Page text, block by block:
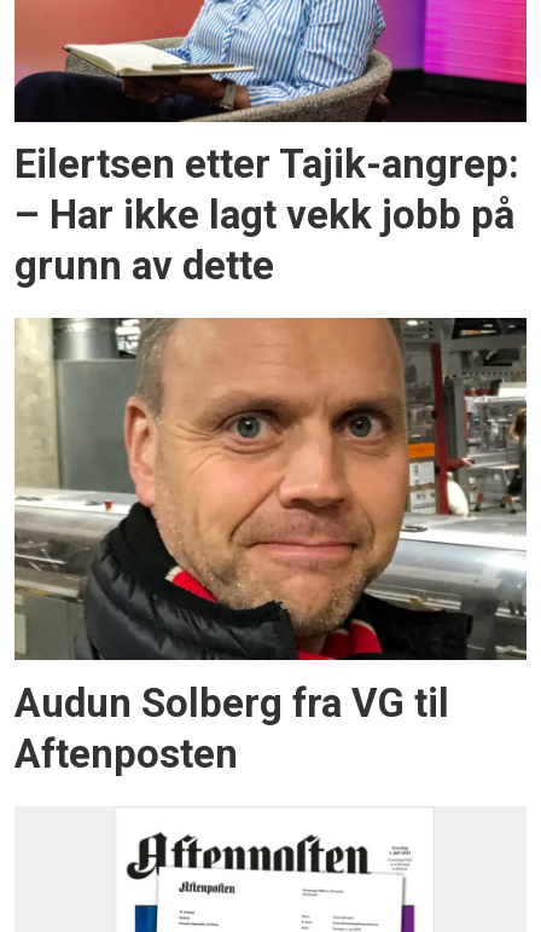
Eilertsen etter Tajik-angrep:
– Har ikke lagt vekk jobb på
grunn av dette
Audun Solberg fra VG til
Aftenposten